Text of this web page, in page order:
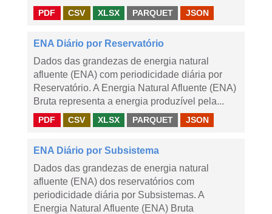
PDF CSV XLSX PARQUET JSON
ENA Diário por Reservatório
Dados das grandezas de energia natural
afluente (ENA) com periodicidade diária por
Reservatório. A Energia Natural Afluente (ENA)
Bruta representa a energia produzível pela...
PDF CSV XLSX PARQUET JSON
ENA Diário por Subsistema
Dados das grandezas de energia natural
afluente (ENA) dos reservatórios com
periodicidade diária por Subsistemas. A
Energia Natural Afluente (ENA) Bruta